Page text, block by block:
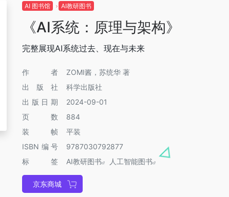
AI 图书馆 AI教研图书
《AI系统：原理与架构》
完整展现AI系统过去、现在与未来
作者
ZOMI酱，苏统华 著
出版社
科学出版社
出版日期
2024-09-01
页数
884
装帧
平装
ISBN编号
9787030792877
标签
AI教研图书 人工智能图书
京东商城